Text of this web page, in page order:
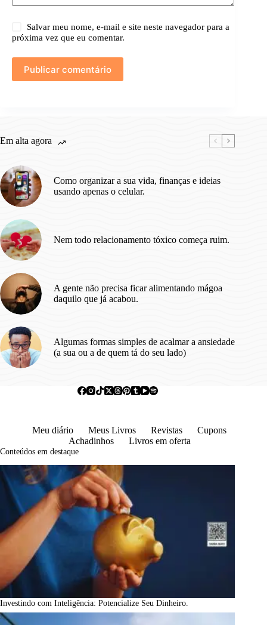
Salvar meu nome, e-mail e site neste navegador para a
próxima vez que eu comentar.
Publicar comentário
Em alta agora
Como organizar a sua vida, finanças e ideias
usando apenas o celular.
Nem todo relacionamento tóxico começa ruim.
A gente não precisa ficar alimentando mágoa
daquilo que já acabou.
Algumas formas simples de acalmar a ansiedade
(a sua ou a de quem tá do seu lado)
Meu diário Meus Livros Revistas
Cupons
Achadinhos
Livros em oferta
Conteúdos em destaque
Investindo com Inteligência: Potencialize Seu Dinheiro.